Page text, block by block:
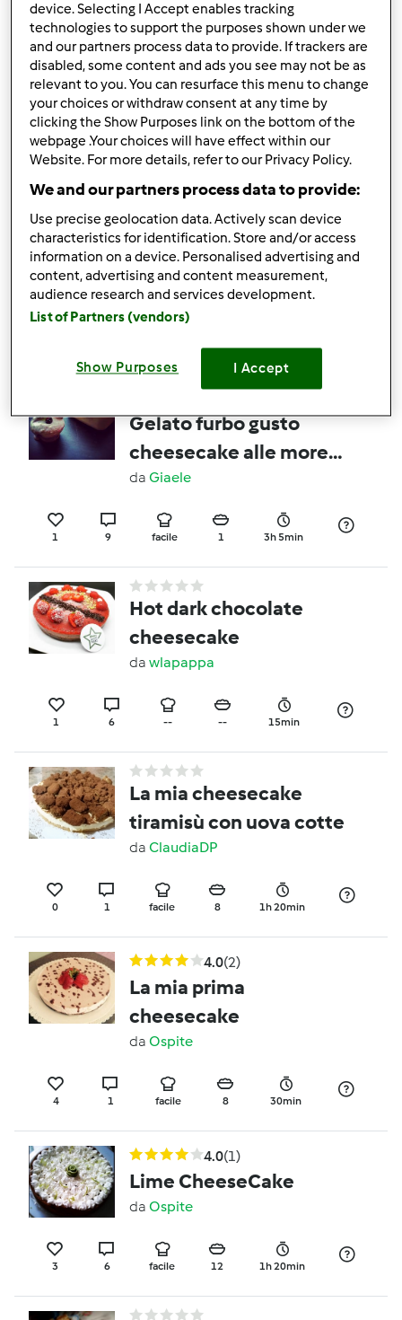
FINTA CHEESECAKE
"SELVATICA"-CONTEST
TORTE SENZA
COTTURA
daGiaele
2 0 facile 1 10min
Gelato al gusto
cheesecake
(liberamente ispirato al
gelato allo yogurt di
Rosa47 e a lei
dedicato!)
dalauradiflorio
Gelato furbo gusto
cheesecake alle more-
CONTEST FRUTTI DI
BOSCO GELATI
da Giaele
1 9 facile 1 3h 5min
Hot dark chocolate
cheesecake
da wlapappa
1 6 -- -- 15min
La mia cheesecake
tiramisù con uova cotte
da ClaudiaDP
0 1 facile 8 1h 20min
4.0(2)
La mia prima
cheesecake
da Ospite
4 1 facile 8 30min
4.0(1)
Lime CheeseCake
da Ospite
3 6 facile 12 1h 20min
device. Selecting I Accept enables tracking
technologies to support the purposes shown under we
and our partners process data to provide. If trackers are
disabled, some content and ads you see may not be as
relevant to you. You can resurface this menu to change
your choices or withdraw consent at any time by
clicking the Show Purposes link on the bottom of the
webpage .Your choices will have effect within our
Website. For more details, refer to our Privacy Policy.
We and our partners process data to provide:
Use precise geolocation data. Actively scan device
characteristics for identification. Store and/or access
information on a device. Personalised advertising and
content, advertising and content measurement,
audience research and services development.
List of Partners (vendors)
Show Purposes I Accept